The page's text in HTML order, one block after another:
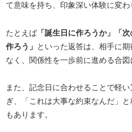
て意味を持ち、印象深い体験に変わ
たとえば 「誕生日に作ろうか」「
作ろう」
といった返答は、相手に
なく、関係性を一歩前に進める合図
また、記念日に合わせることで軽
ぎ、「これは大事な約束なんだ」
もあります。